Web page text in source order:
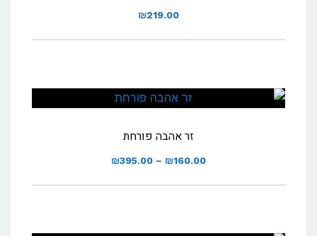
₪219.00
זר אהבה פורחת
₪160.00
–
₪395.00